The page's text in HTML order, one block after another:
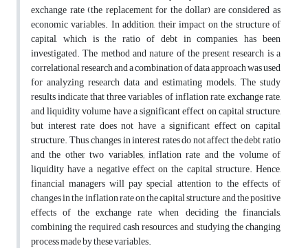
exchange rate (the replacement for the dollar) are considered as
economic variables. In addition, their impact on the structure of
capital, which is the ratio of debt in companies, has been
investigated. The method and nature of the present research is a
correlational research and a combination of data approach was used
for analyzing research data and estimating models. The study
results indicate that three variables of inflation rate, exchange rate,
and liquidity volume have a significant effect on capital structure,
but interest rate does not have a significant effect on capital
structure. Thus, changes in interest rates do not affect the debt ratio
and the other two variables; inflation rate and the volume of
liquidity have a negative effect on the capital structure. Hence,
financial managers will pay special attention to the effects of
changes in the inflation rate on the capital structure and the positive
effects of the exchange rate when deciding the financials,
combining the required cash resources, and studying the changing
process made by these variables.